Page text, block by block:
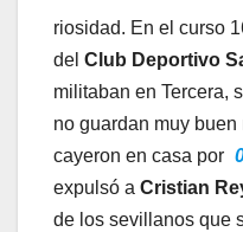
riosidad. En el curso
del Club Deportivo
militaban en Tercera,
no guardan muy
cayeron en casa por
expulsó a Cristian
de los sevillanos que